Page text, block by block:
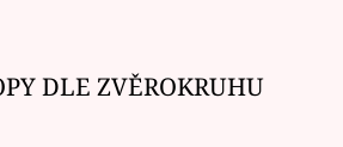
DLE ZVĚROKRUHU